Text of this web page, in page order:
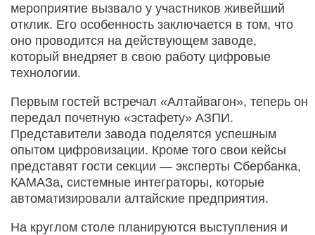
мероприятие вызвало у участников живейший
отклик. Его особенность заключается в том, что
оно проводится на действующем заводе,
который внедряет в свою работу цифровые
технологии.
Первым гостей встречал «Алтайвагон», теперь он
передал почетную «эстафету» АЗПИ.
Представители завода поделятся успешным
опытом цифровизации. Кроме того свои кейсы
представят гости секции — эксперты Сбербанка,
КАМАЗа, системные интеграторы, которые
автоматизировали алтайские предприятия.
На круглом столе планируются выступления и